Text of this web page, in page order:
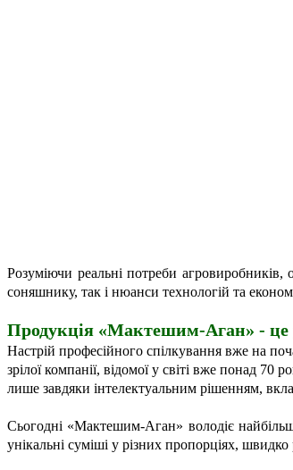
Розуміючи реальні потреби
соняшнику, так і нюанси технологій та
Продукція «Мактешим-Аган» - це
Настрій професійного спілкування вже на
зрілої компанії, відомої у світі вже понад
лише завдяки інтелектуальним рішенням,
Сьогодні «Мактешим-Аган» володіє
унікальні суміші у різних пропорціях,